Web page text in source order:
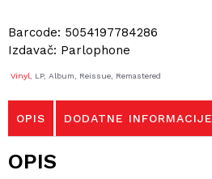
Barcode: 5054197784286
Izdavač: Parlophone
Vinyl , LP, Album, Reissue, Remastered
OPIS DODATNE INFORMACIJE
OPIS